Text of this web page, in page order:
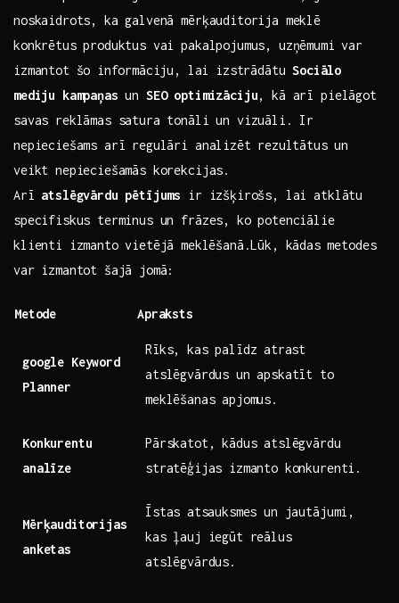
noskaidrots, ka galvenā mērķauditorija meklē
konkrētus produktus vai pakalpojumus, uzņēmumi var
izmantot šo ⁢informāciju, ⁣lai izstrādātuSociālo
mediju kampaņas un‍ SEO optimizāciju, kā arī pielāgot
savas reklāmas satura tonāli un vizuāli. Ir
nepieciešams arī regulāri analizēt ⁤rezultātus un
veikt nepieciešamās korekcijas.
Arī atslēgvārdu pētījums ir izšķirošs, lai atklātu
specifiskus terminus un frāzes, ko potenciālie
klienti izmanto vietējā⁤ meklēšanā.Lūk, kādas ⁢metodes
var izmantot šajā jomā:
Metode Apraksts
google Keyword
Planner
Rīks, kas palīdz ⁢atrast
atslēgvārdus un apskatīt to
meklēšanas apjomus.
Konkurentu
analīze
Pārskatot, ‍kādus atslēgvārdu
‌stratēģijas izmanto konkurenti.
Mērķauditorijas
anketas
Īstas ⁤atsauksmes un jautājumi,
kas ļauj iegūt reālus
atslēgvārdus.